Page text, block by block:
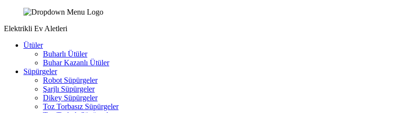
Elektrikli Ev Aletleri
Ütüler
Buharlı Ütüler
Buhar Kazanlı Ütüler
Süpürgeler
Robot Süpürgeler
Şarjlı Süpürgeler
Dikey Süpürgeler
Toz Torbasız Süpürgeler